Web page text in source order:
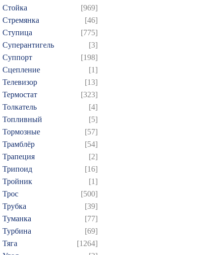
Стойка
[969]
Стремянка
[46]
Ступица
[775]
Суперантигель
[3]
Суппорт
[198]
Сцепление
[1]
Телевизор
[13]
Термостат
[323]
Толкатель
[4]
Топливный
[5]
Тормозные
[57]
Трамблёр
[54]
Трапеция
[2]
Трипоид
[16]
Тройник
[1]
Трос
[500]
Трубка
[39]
Туманка
[77]
Турбина
[69]
Тяга
[1264]